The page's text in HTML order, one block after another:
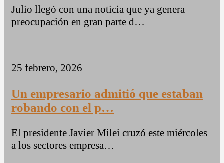
Julio llegó con una noticia que ya genera
preocupación en gran parte d…
25 febrero, 2026
Un empresario admitió que estaban
robando con el p…
El presidente Javier Milei cruzó este miércoles
a los sectores empresa…